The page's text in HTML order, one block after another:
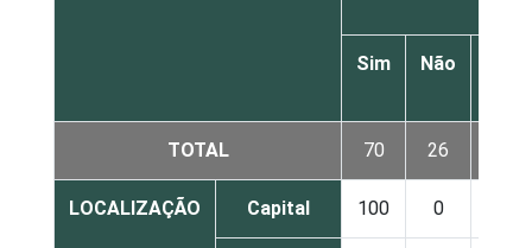
Sim Não
TOTAL 70 26
LOCALIZAÇÃO Capital 100 0